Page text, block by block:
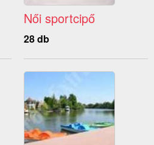
Női sportcipő
28 db